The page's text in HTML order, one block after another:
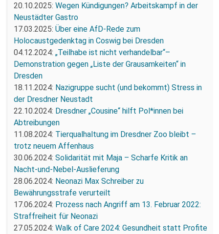
20.10.2025: Wegen Kündigungen? Arbeitskampf in der
Neustädter Gastro
17.03.2025: Über eine AfD-Rede zum
Holocaustgedenktag in Coswig bei Dresden
04.12.2024: „Teilhabe ist nicht verhandelbar“–
Demonstration gegen „Liste der Grausamkeiten“ in
Dresden
18.11.2024: Nazigruppe sucht (und bekommt) Stress in
der Dresdner Neustadt
22.10.2024: Dresdner „Cousine“ hilft Pol*innen bei
Abtreibungen
11.08.2024: Tierqualhaltung im Dresdner Zoo bleibt –
trotz neuem Affenhaus
30.06.2024: Solidarität mit Maja – Scharfe Kritik an
Nacht-und-Nebel-Auslieferung
28.06.2024: Neonazi Max Schreiber zu
Bewährungsstrafe verurteilt
17.06.2024: Prozess nach Angriff am 13. Februar 2022:
Straffreiheit für Neonazi
27.05.2024: Walk of Care 2024: Gesundheit statt Profite